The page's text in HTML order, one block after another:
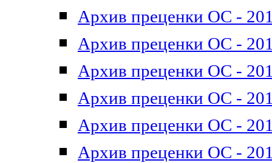
Архив преценки ОС -
Архив преценки ОС -
Архив преценки ОС -
Архив преценки ОС -
Архив преценки ОС -
Архив преценки ОС -